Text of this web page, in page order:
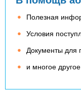
Полезная
Условия
Документы для
и многое другое